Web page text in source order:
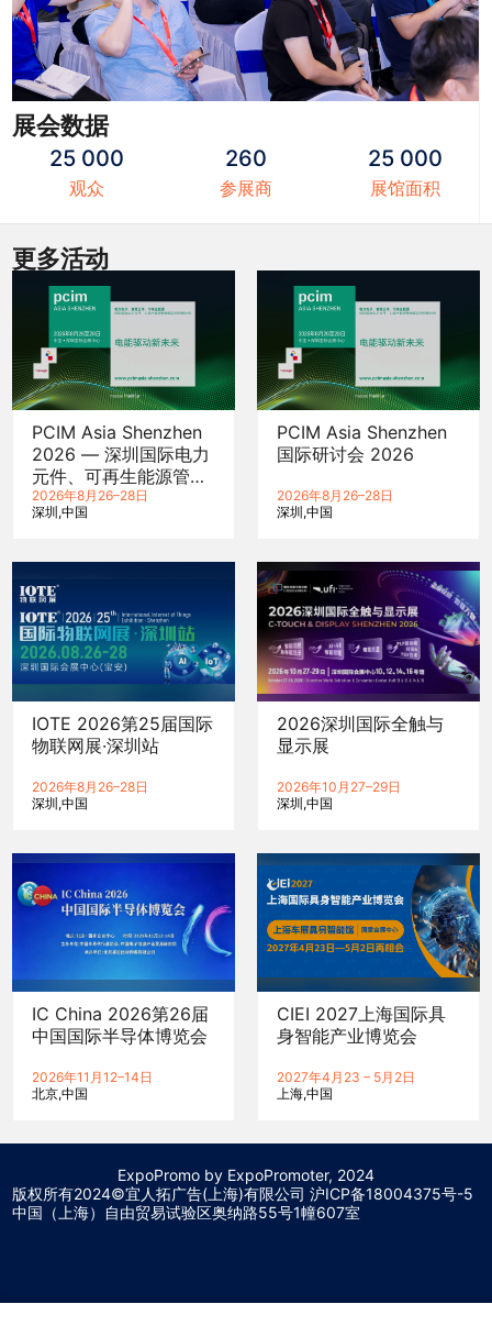
展会数据
25 000
观众
260
参展商
25 000
展馆面积
更多活动
PCIM Asia Shenzhen
2026 — 深圳国际电力
元件、可再生能源管理
展览会暨研讨会
2026年8月26–28日
深圳 中国
PCIM Asia Shenzhen
国际研讨会 2026
2026年8月26–28日
深圳 中国
IOTE 2026第25届国际
物联网展·深圳站
2026年8月26–28日
深圳 中国
2026深圳国际全触与
显示展
2026年10月27–29日
深圳 中国
IC China 2026第26届
中国国际半导体博览会
2026年11月12–14日
北京 中国
CIEI 2027上海国际具
身智能产业博览会
2027年4月23 – 5月2日
上海 中国
ExpoPromo by ExpoPromoter, 2024
版权所有2024©宜人拓广告(上海)有限公司 沪ICP备18004375号-5
中国（上海）自由贸易试验区奥纳路55号1幢607室